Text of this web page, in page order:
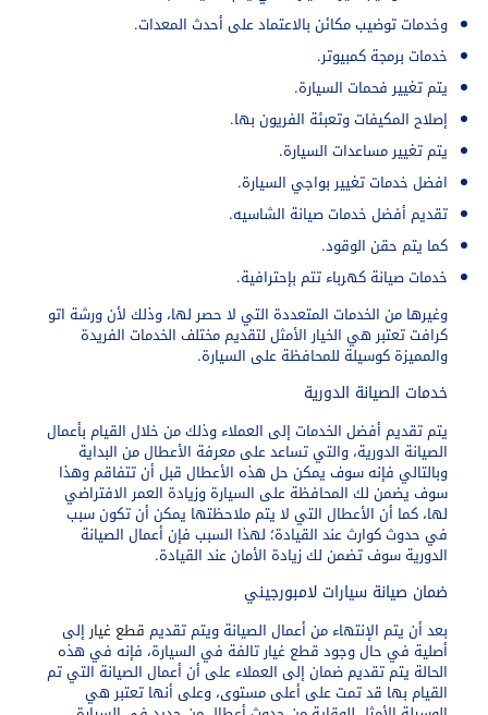
وخدمات توضيب مكائن بالاعتماد على أحدث المعدات.
خدمات برمجة كمبيوتر.
يتم تغيير فحمات السيارة.
إصلاح المكيفات وتعبئة الفريون بها.
يتم تغيير مساعدات السيارة.
افضل خدمات تغيير بواجي السيارة.
تقديم أفضل خدمات صيانة الشاسيه.
كما يتم حقن الوقود.
خدمات صيانة كهرباء تتم بإحترافية.
وغيرها من الخدمات المتعددة التي لا حصر لها، وذلك لأن ورشة اتو
كرافت تعتبر هي الخيار الأمثل لتقديم مختلف الخدمات الفريدة
والمميزة كوسيلة للمحافظة على السيارة.
خدمات الصيانة الدورية
يتم تقديم أفضل الخدمات إلى العملاء وذلك من خلال القيام بأعمال
الصيانة الدورية، والتي تساعد على معرفة الأعطال من البداية
وبالتالي فإنه سوف يمكن حل هذه الأعطال قبل أن تتفاقم وهذا
سوف يضمن لك المحافظة على السيارة وزيادة العمر الافتراضي
لها، كما أن الأعطال التي لا يتم ملاحظتها يمكن أن تكون سبب
في حدوث كوارث عند القيادة؛ لهذا السبب فإن أعمال الصيانة
الدورية سوف تضمن لك زيادة الأمان عند القيادة.
ضمان صيانة سيارات لامبورجيني
بعد أن يتم الإنتهاء من أعمال الصيانة ويتم تقديم قطع غيار إلى
أصلية في حال وجود قطع غيار تالفة في السيارة، فإنه في هذه
الحالة يتم تقديم ضمان إلى العملاء على أن أعمال الصيانة التي تم
القيام بها قد تمت على أعلى مستوى، وعلى أنها تعتبر هي